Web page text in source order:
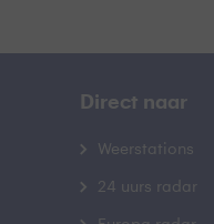
Direct naar
Weerstations
24 uurs radar